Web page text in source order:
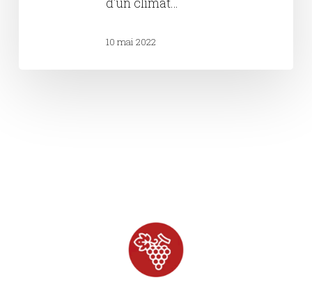
10 mai 2022